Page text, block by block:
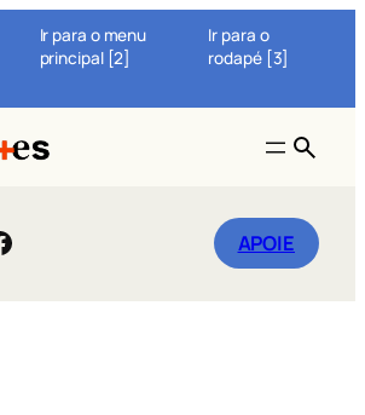
Ir para o menu
principal [2]
Ir para o
rodapé [3]
APOIE